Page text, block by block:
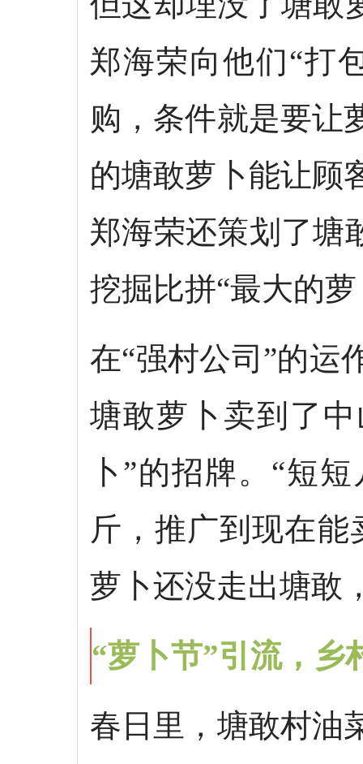
郑海荣向他们“打
购，条件就是要让
的塘敢萝卜能让顾
郑海荣还策划了塘
挖掘比拼“最大的萝
在“强村公司”的运
塘敢萝卜卖到了
卜”的招牌。“短
斤，推广到现在能
萝卜还没走出塘敢
“萝卜节”引流，乡
春日里，塘敢村油